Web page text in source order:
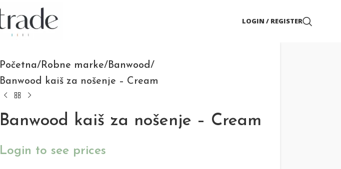
LOGIN / REGISTER
Početna Robne marke Banwood
Banwood kaiš za nošenje – Cream
Banwood kaiš za nošenje – Cream
Login to see prices